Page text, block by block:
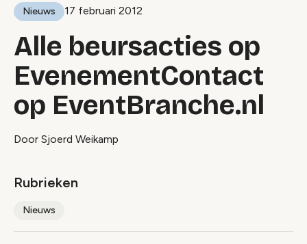
Nieuws 17 februari 2012
Alle beursacties op
EvenementContact
op EventBranche.nl
Door Sjoerd Weikamp
Rubrieken
Nieuws